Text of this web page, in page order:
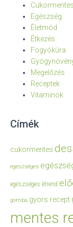
Cukormentes
Egészség
Életmód
Étkezés
Fogyókúra
Megelőzés
Receptek
Vitaminok
Címék
cukormentes
egészséges
egészséges étrend
gomba gyors recept
mentes